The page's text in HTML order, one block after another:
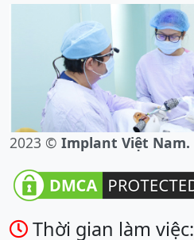
2023 © Implant Việt Nam.
Thời gian làm việc: